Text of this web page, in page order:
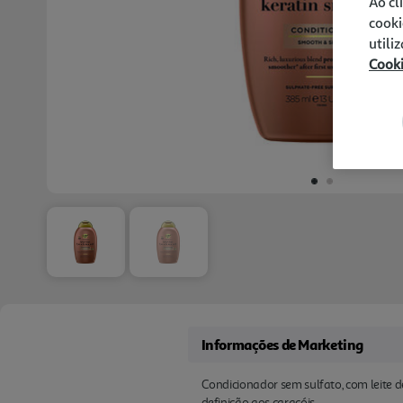
Informações de Marketing
Condicionador sem sulfato, com leite